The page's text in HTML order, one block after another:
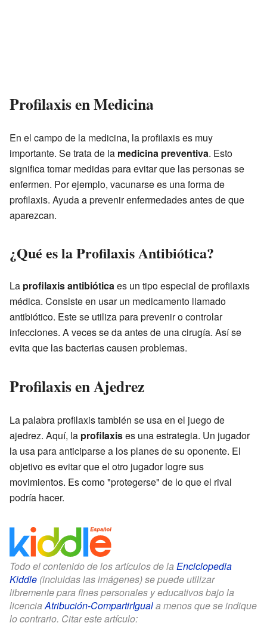
Profilaxis en Medicina
En el campo de la medicina, la profilaxis es muy
importante. Se trata de la medicina preventiva. Esto
significa tomar medidas para evitar que las personas se
enfermen. Por ejemplo, vacunarse es una forma de
profilaxis. Ayuda a prevenir enfermedades antes de que
aparezcan.
¿Qué es la Profilaxis Antibiótica?
La profilaxis antibióticaes un tipo especial de profilaxis
médica. Consiste en usar un medicamento llamado
antibiótico. Este se utiliza para prevenir o controlar
infecciones. A veces se da antes de una cirugía. Así se
evita que las bacterias causen problemas.
Profilaxis en Ajedrez
La palabra profilaxis también se usa en el juego de
ajedrez. Aquí, la profilaxises una estrategia. Un jugador
la usa para anticiparse a los planes de su oponente. El
objetivo es evitar que el otro jugador logre sus
movimientos. Es como "protegerse" de lo que el rival
podría hacer.
Todo el contenido de los artículos de la Enciclopedia
Kiddle (incluidas las imágenes) se puede utilizar
libremente para fines personales y educativos bajo la
licenciaAtribución-CompartirIguala menos que se indique
lo contrario. Citar este artículo: